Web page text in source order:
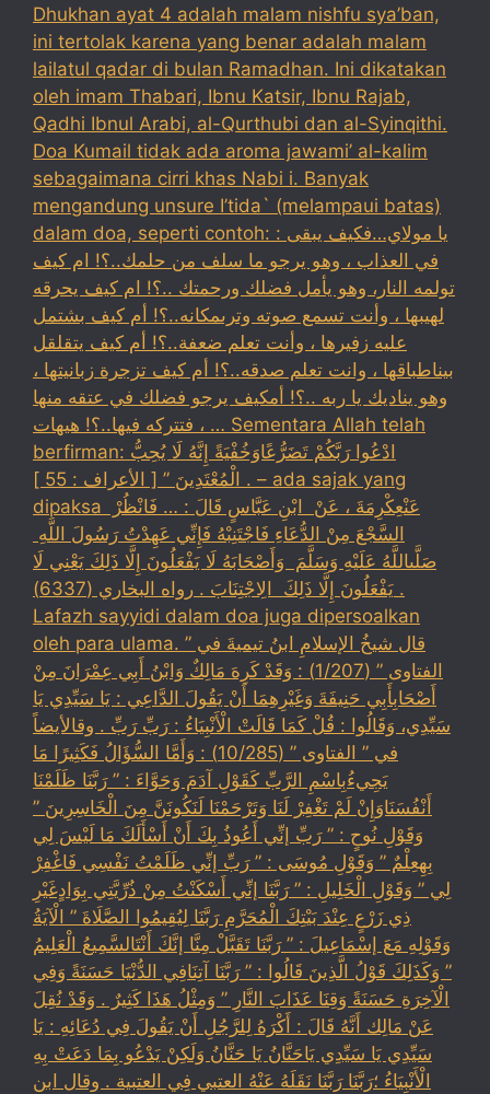
Dhukhan ayat 4 adalah malam nishfu sya’ban,
ini tertolak karena yang benar adalah malam
lailatul qadar di bulan Ramadhan. Ini dikatakan
oleh imam Thabari, Ibnu Katsir, Ibnu Rajab,
Qadhi Ibnul Arabi, al-Qurthubi dan al-Syinqithi.
Doa Kumail tidak ada aroma jawami’ al-kalim
sebagaimana cirri khas Nabi i. Banyak
mengandung unsure I’tida` (melampaui batas)
dalam doa, seperti contoh: : يا مولاي…فكيف يبقى
في العذاب ، وهو يرجو ما سلف من حلمك..؟! ام كيف
تولمه النار، وهو يأمل فضلك ورحمتك ..؟! ام كيف يحرقه
لهيبها ، وأنت تسمع صوته وترىمكانه..؟! أم كيف بشتمل
عليه زفيرها ، وأنت تعلم ضعفة..؟! أم كيف يتقلقل
بيناطباقها ، وانت تعلم صدقه..؟! أم كيف تزجرة زبانيتها ،
وهو يناديك يا ربه ..؟! أمكيف يرجو فضلك في عتقه منها
، فتتركه فيها..؟! هيهات … Sementara Allah telah
berfirman: ادْعُوا رَبَّكُمْ تَضَرُّعًاوَخُفْيَةً إِنَّهُ لَا يُحِبُّ
الْمُعْتَدِينَ ” [ الأعراف : 55 ] . – ada sajak yang
dipaksa ‏عَنْ‏‏عِكْرِمَةَ ‏، ‏عَنْ ‏ ‏ابْنِ عَبَّاسٍ ‏‏قَالَ : … فَانْظُرْ ‏‏
السَّجْعَ ‏‏مِنْ الدُّعَاءِ فَاجْتَنِبْهُ فَإِنِّي عَهِدْتُ رَسُولَ اللَّهِ ‏
‏صَلَّىاللَّهُ عَلَيْهِ وَسَلَّمَ ‏ ‏وَأَصْحَابَهُ لَا يَفْعَلُونَ إِلَّا ذَلِكَ ‏‏يَعْنِي لَا
يَفْعَلُونَ إِلَّا ذَلِكَ ‏ ‏الِاجْتِنَابَ . رواه البخاري (6337) .
Lafazh sayyidi dalam doa juga dipersoalkan
oleh para ulama. قال شيخُ الإسلامِ ابنُ تيميةَ في ”
الفتاوى ” (1/207) : وَقَدْ كَرِهَ مَالِكٌ وَابْنُ أَبِي عِمْرَانَ مِنْ
أَصْحَابِأَبِي حَنِيفَةَ وَغَيْرِهِمَا أَنْ يَقُولَ الدَّاعِي : يَا سَيِّدِي يَا
سَيِّدِي، وَقَالُوا : قُلْ كَمَا قَالَتْ الْأَنْبِيَاءُ : رَبِّ رَبِّ . وقالأيضاً
في ” الفتاوى ” (10/285) : وَأَمَّا السُّؤَالُ فَكَثِيرًا مَا
يَجِيءُبِاسْمِ الرَّبِّ كَقَوْلِ آدَمَ وَحَوَّاءَ : ” رَبَّنَا ظَلَمْنَا
أَنْفُسَنَاوَإِنْ لَمْ تَغْفِرْ لَنَا وَتَرْحَمْنَا لَنَكُونَنَّ مِنَ الْخَاسِرِينَ ”
وَقَوْلِ نُوحٍ : ” رَبِّ إنِّي أَعُوذُ بِكَ أَنْ أَسْأَلَكَ مَا لَيْسَ لِي
بِهِعِلْمٌ ” وَقَوْلِ مُوسَى : ” رَبِّ إنِّي ظَلَمْتُ نَفْسِي فَاغْفِرْ
لِي ” وَقَوْلِ الْخَلِيلِ : ” رَبَّنَا إنِّي أَسْكَنْتُ مِنْ ذُرِّيَّتِي بِوَادٍغَيْرِ
ذِي زَرْعٍ عِنْدَ بَيْتِكَ الْمُحَرَّمِ رَبَّنَا لِيُقِيمُوا الصَّلَاةَ ” الْآيَةُ
وَقَوْلِهِ مَعَ إسْمَاعِيلَ : ” رَبَّنَا تَقَبَّلْ مِنَّا إنَّكَ أَنْتَالسَّمِيعُ الْعَلِيمُ
” وَكَذَلِكَ قَوْلُ الَّذِينَ قَالُوا : ” رَبَّنَا آتِنَافِي الدُّنْيَا حَسَنَةً وَفِي
الْآخِرَةِ حَسَنَةً وَقِنَا عَذَابَ النَّارِ ” وَمِثْلُ هَذَا كَثِيرٌ . وَقَدْ نُقِلَ
عَنْ مَالِك أَنَّهُ قَالَ : أَكْرَهُ لِلرَّجُلِ أَنْ يَقُولَ فِي دُعَائِهِ : يَا
سَيِّدِي يَا سَيِّدِي يَاحَنَّانُ يَا حَنَّانُ وَلَكِنْ يَدْعُو بِمَا دَعَتْ بِهِ
الْأَنْبِيَاءُ ؛رَبَّنَا رَبَّنَا نَقَلَهُ عَنْهُ العتبي فِي العتبية . وقال ابن